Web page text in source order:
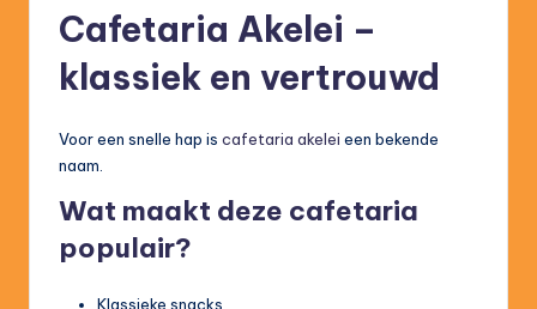
Cafetaria Akelei –
klassiek en vertrouwd
Voor een snelle hap is cafetaria akelei een bekende
naam.
Wat maakt deze cafetaria
populair?
Klassieke snacks